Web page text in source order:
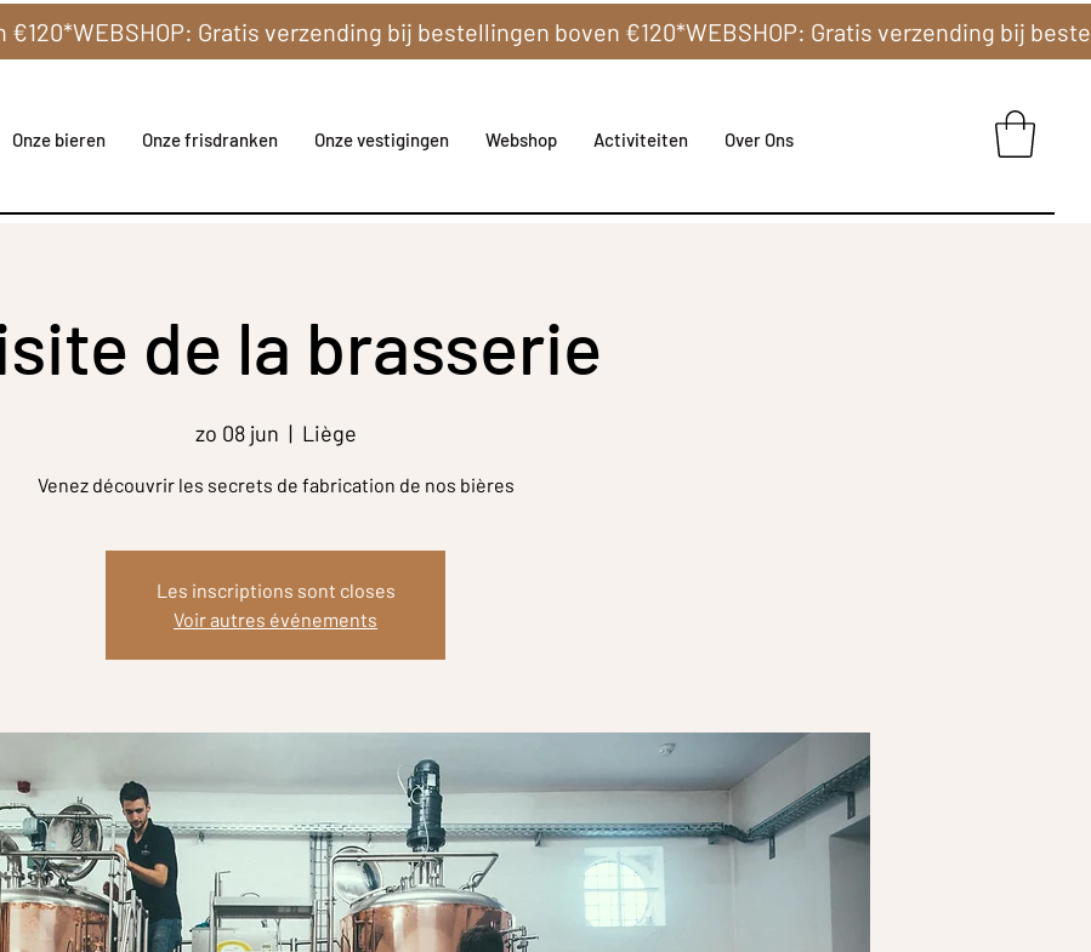
Onze bieren Onze frisdranken Onze vestigingen Webshop Activiteiten Over Ons
de la brasserie
zo 08 jun
  |
Liège
Venez découvrir les secrets de fabrication de nos bières
Les inscriptions sont closes
Voir autres événements